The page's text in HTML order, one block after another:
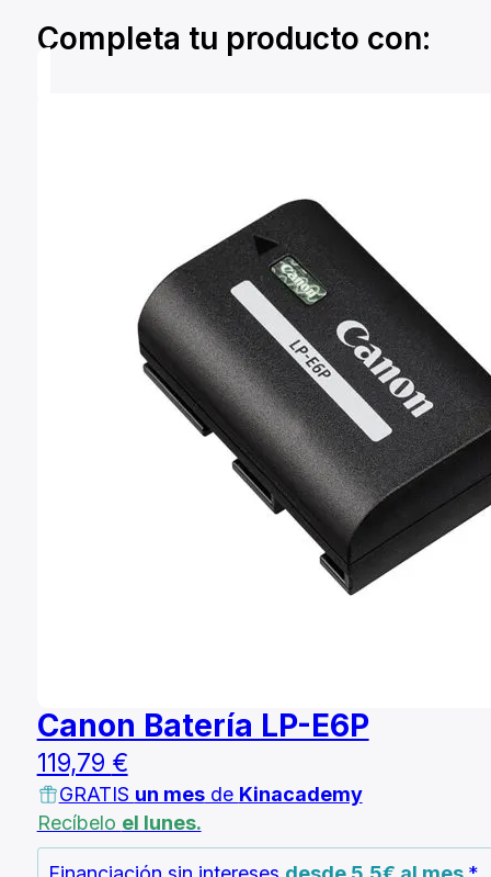
Completa tu producto con:
Canon Batería LP-E6P
119,79 €
GRATIS un mesde Kinacademy
Recíbelo el lunes.